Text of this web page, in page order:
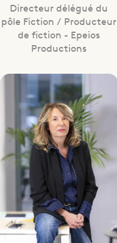
Directeur délégué du
pôle Fiction / Producteur
de fiction - Epeios
Productions